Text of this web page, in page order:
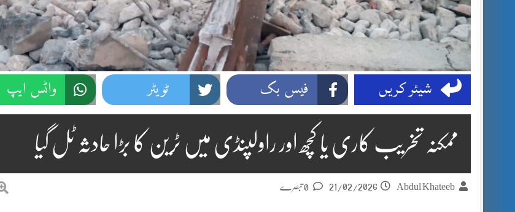
شیئر کریں فیس بک ٹویٹر واٹس ایپ
ممکنہ تخریب کاری یا کچھ اور راولپنڈی میں ٹرین کا بڑا حادثہ ٹل گیا
Abdul Khateeb
21/02/2026